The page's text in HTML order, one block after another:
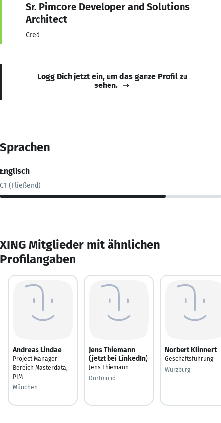
Sr. Pimcore Developer and Solutions
Architect
Cred
Logg Dich jetzt ein, um das ganze Profil zu
sehen.
Sprachen
Englisch
C1 (Fließend)
XING Mitglieder mit ähnlichen
Profilangaben
Andreas Lindae
Project Manager
Bereich Masterdata,
PIM
München
Jens Thiemann
(jetzt bei LinkedIn)
Jens Thiemann
Dortmund
Norbert Klinnert
Geschäftsführung
Würzburg